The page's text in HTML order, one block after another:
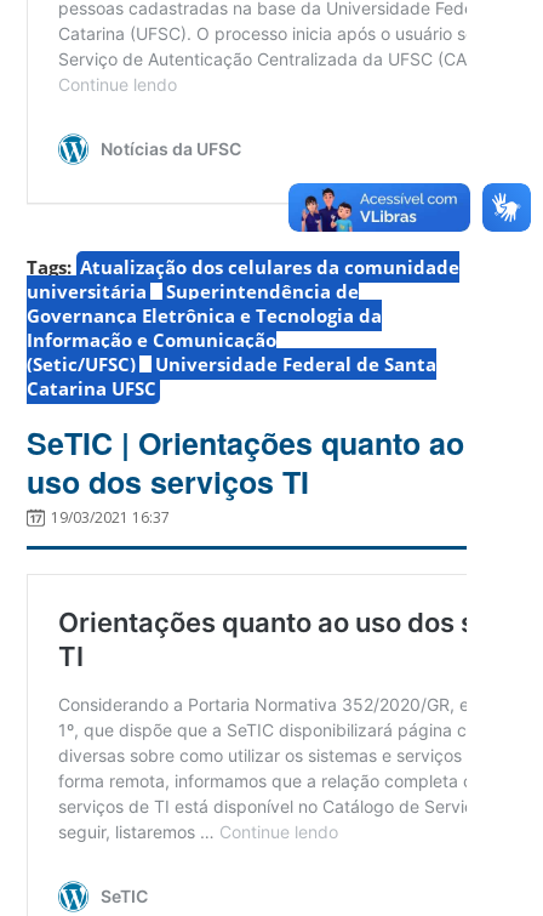
Tags: Atualização dos celulares da comunidade
universitária
Superintendência de
Governança Eletrônica e Tecnologia da
Informação e Comunicação
(Setic/UFSC)
Universidade Federal de Santa
Catarina UFSC
SeTIC | Orientações quanto ao
uso dos serviços TI
19/03/2021 16:37